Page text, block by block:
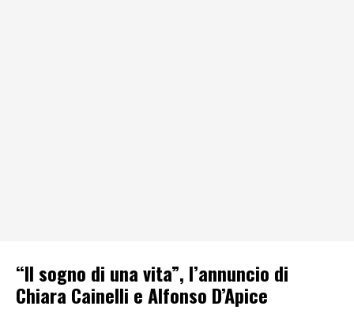
“Il sogno di una vita”, l’annuncio di
Chiara Cainelli e Alfonso D’Apice